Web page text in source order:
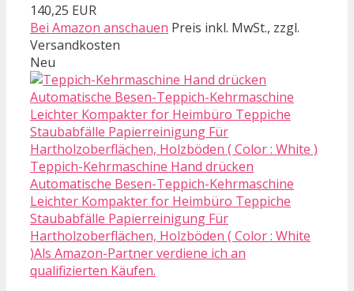
140,25 EUR
Bei Amazon anschauen Preis inkl. MwSt., zzgl.
Versandkosten
Neu
Teppich-Kehrmaschine Hand drücken
Automatische Besen-Teppich-Kehrmaschine
Leichter Kompakter for Heimbüro Teppiche
Staubabfälle Papierreinigung Für
Hartholzoberflächen, Holzböden ( Color : White
)Als Amazon-Partner verdiene ich an
qualifizierten Käufen.